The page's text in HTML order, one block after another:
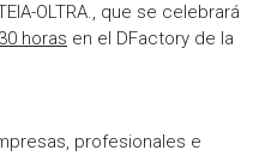
OLTRA., que se celebrará
horas en el DFactory de la
profesionales e